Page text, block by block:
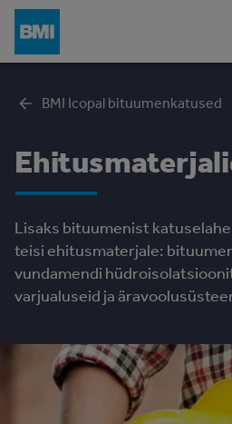
BMI Icopal bituumenkatused
Lisaks bituumenist
teisi ehitusmaterjale:
vundamendi
varjualuseid ja